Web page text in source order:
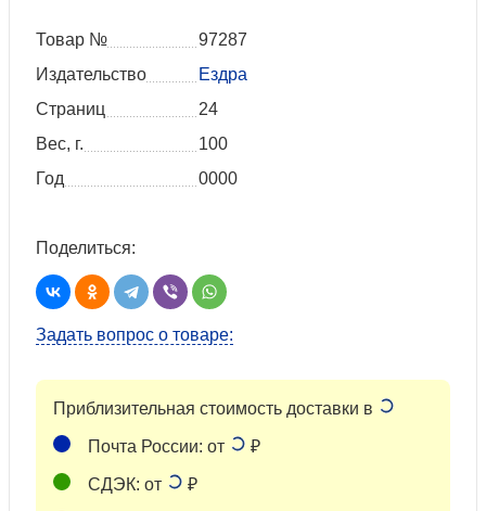
Товар №
97287
Издательство
Ездра
Страниц
24
Вес, г.
100
Год
0000
Поделиться:
Задать вопрос о товаре:
Приблизительная стоимость доставки в
Почта России: от ₽
СДЭК: от ₽